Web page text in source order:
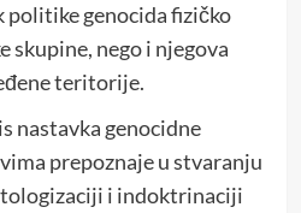
politike genocida fizičko
skupine, nego i njegova
teritorije.
nastavka genocidne
prepoznaje u stvaranju
i indoktrinaciji